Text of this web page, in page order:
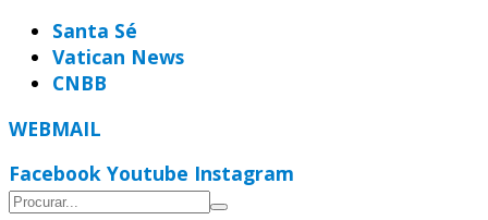
Santa Sé
Vatican News
CNBB
WEBMAIL
Facebook Youtube Instagram